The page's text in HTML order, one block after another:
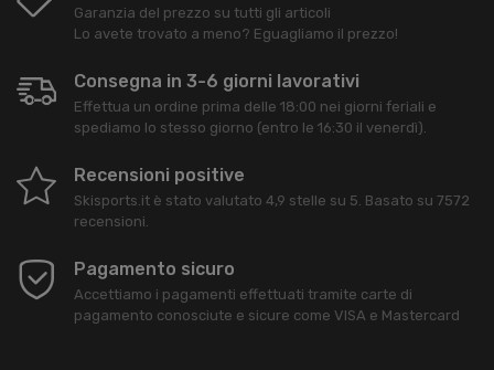
Garanzia del prezzo su tutti gli articoli
Lo avete trovato a meno? Eguagliamo il prezzo!
Consegna in 3-6 giorni lavorativi
Effettua un ordine prima delle 18:00 nei giorni feriali e
spediamo lo stesso giorno (entro le 16:30 il venerdì).
Recensioni positive
Skisports.it è stato valutato 4,9 stelle su 5. Basato su 7572
recensioni.
Pagamento sicuro
Accettiamo i pagamenti effettuati tramite carte di
pagamento conosciute e sicure come VISA e Mastercard